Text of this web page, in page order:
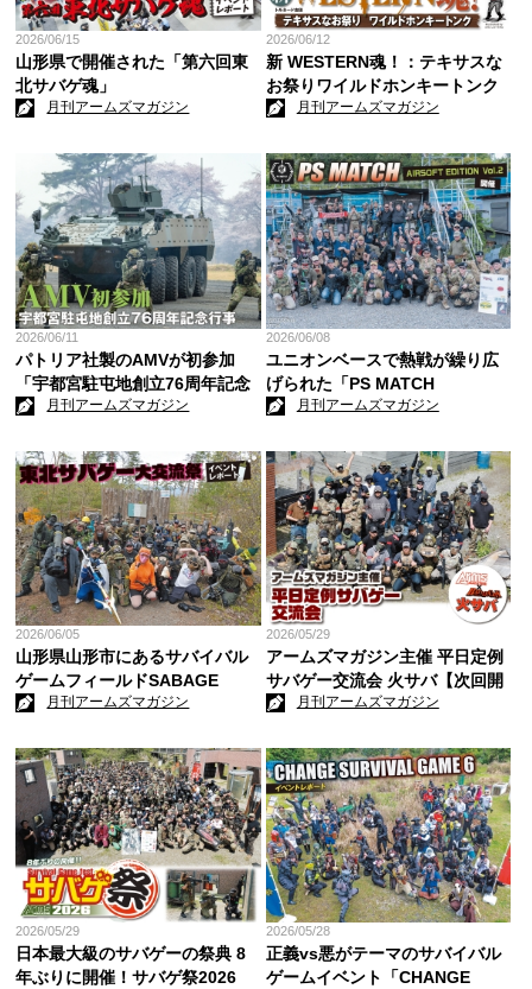
2026/06/15
山形県で開催された「第六回東
北サバゲ魂」
月刊アームズマガジン
2026/06/12
新 WESTERN魂！：テキサスな
お祭りワイルドホンキートンク
月刊アームズマガジン
2026/06/11
パトリア社製のAMVが初参加
「宇都宮駐屯地創立76周年記念
行事」月刊アームズマガジン
2026/06/08
ユニオンベースで熱戦が繰り広
げられた「PS MATCH
AIRSOFTEDITION Vol.2」
月刊アームズマガジン
2026/06/05
山形県山形市にあるサバイバル
ゲームフィールドSABAGE
PARK ZAO No.990で開催「東
月刊アームズマガジン
2026/05/29
アームズマガジン主催 平日定例
サバゲー交流会 火サバ【次回開
催は6/23(火)です】
月刊アームズマガジン
2026/05/29
日本最大級のサバゲーの祭典 8
年ぶりに開催！サバゲ祭2026
2026/05/28
正義vs悪がテーマのサバイバル
ゲームイベント「CHANGE